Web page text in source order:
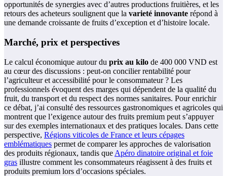
opportunités de synergies avec d’autres productions fruitières, et les
retours des acheteurs soulignent que la varieté innovante répond à
une demande croissante de fruits d’exception et d’histoire locale.
Marché, prix et perspectives
Le calcul économique autour du prix au kilo de 400 000 VND est
au cœur des discussions : peut-on concilier rentabilité pour
l’agriculteur et accessibilité pour le consommateur ? Les
professionnels évoquent des marges qui dépendent de la qualité du
fruit, du transport et du respect des normes sanitaires. Pour enrichir
ce débat, j’ai consulté des ressources gastronomiques et agricoles qui
montrent que l’exigence autour des fruits premium peut s’appuyer
sur des exemples internationaux et des pratiques locales. Dans cette
perspective, Régions viticoles de France et leurs cépages
emblématiques permet de comparer les approches de valorisation
des produits régionaux, tandis que Apéro dinatoire original et foie
gras illustre comment les consommateurs réagissent à des fruits et
produits premium lors d’occasions spéciales.